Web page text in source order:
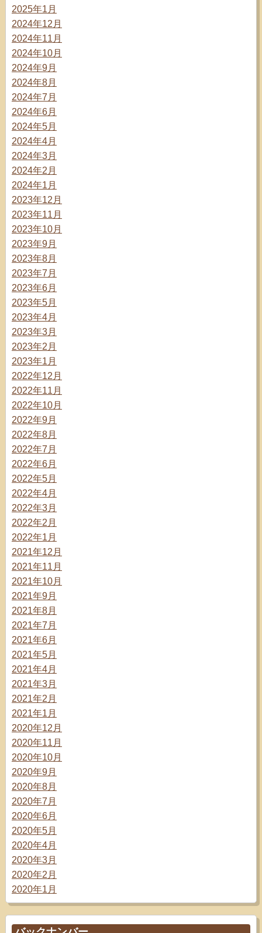
2025年1月
2024年12月
2024年11月
2024年10月
2024年9月
2024年8月
2024年7月
2024年6月
2024年5月
2024年4月
2024年3月
2024年2月
2024年1月
2023年12月
2023年11月
2023年10月
2023年9月
2023年8月
2023年7月
2023年6月
2023年5月
2023年4月
2023年3月
2023年2月
2023年1月
2022年12月
2022年11月
2022年10月
2022年9月
2022年8月
2022年7月
2022年6月
2022年5月
2022年4月
2022年3月
2022年2月
2022年1月
2021年12月
2021年11月
2021年10月
2021年9月
2021年8月
2021年7月
2021年6月
2021年5月
2021年4月
2021年3月
2021年2月
2021年1月
2020年12月
2020年11月
2020年10月
2020年9月
2020年8月
2020年7月
2020年6月
2020年5月
2020年4月
2020年3月
2020年2月
2020年1月